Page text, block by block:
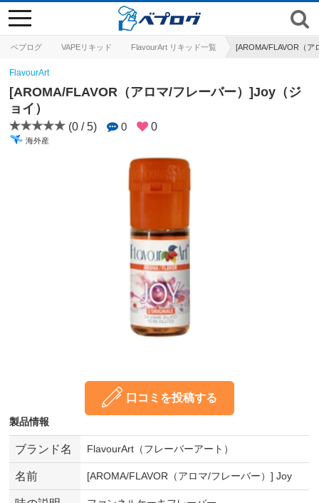
ベプログ VAPEリキッド FlavourArt リキッド一覧 [AROMA/FLAVOR（ア
toggle
navigation
FlavourArt
[AROMA/FLAVOR（アロマ/フレーバー）]Joy（ジ
ョイ）
(0 / 5) 0 0
海外産
口コミを投稿する
製品情報
ブランド名 FlavourArt（フレーバーアート）
名前 [AROMA/FLAVOR（アロマ/フレーバー）] Joy